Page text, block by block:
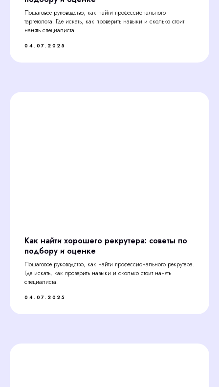
Пошаговое руководство, как найти профессионального
таргетолога. Где искать, как проверить навыки и сколько стоит
нанять специалиста.
04.07.2025
Как найти хорошего рекрутера: советы по
подбору и оценке
Пошаговое руководство, как найти профессионального рекрутера.
Где искать, как проверить навыки и сколько стоит нанять
специалиста.
04.07.2025